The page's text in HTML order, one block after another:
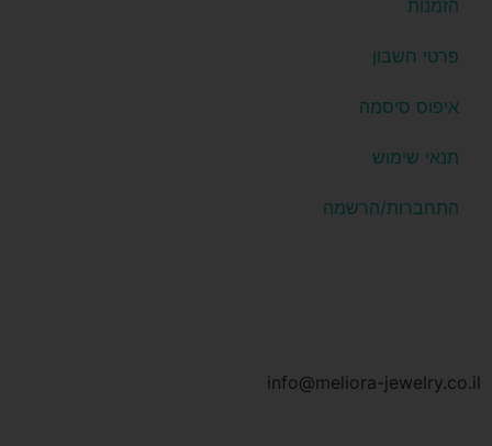
הזמנות
פרטי חשבון
איפוס סיסמה
תנאי שימוש
התחברות/הרשמה
info@meliora-jewelry.co.il